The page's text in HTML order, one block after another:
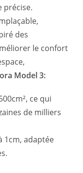
précise.
des
le confort
Model 3:
ce qui
de milliers
1cm, adaptée